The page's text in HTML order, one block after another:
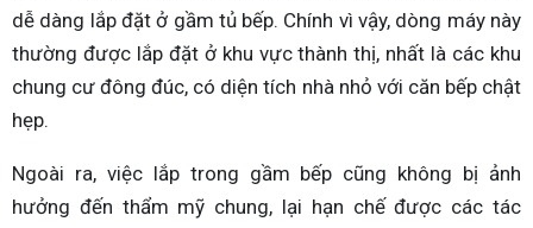
dễ dàng lắp đặt ở gầm tủ bếp. Chính vì vậy, dòng máy này
thường được lắp đặt ở khu vực thành thị, nhất là các khu
chung cư đông đúc, có diện tích nhà nhỏ với căn bếp chật
hẹp.
Ngoài ra, việc lắp trong gầm bếp cũng không bị ảnh
hưởng đến thẩm mỹ chung, lại hạn chế được các tác